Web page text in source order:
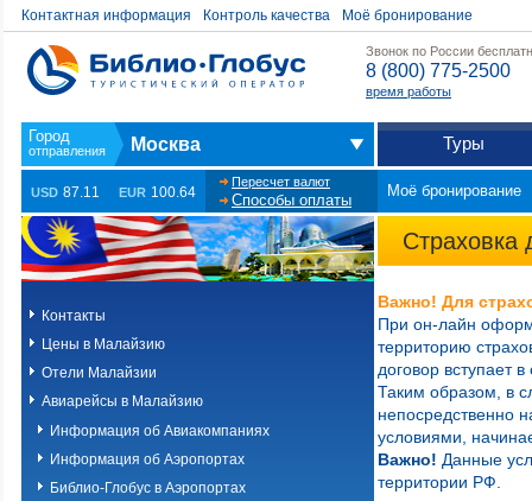
Контактная информация Контроль качества Моё бронирование
Звонок по России
8 (800) 775-2500
время работы
Москва Туры
USD 87.11 EUR 100.64
Пересчет валют
Способы оплаты
Моё бронирование
Контакты
Цены в Малайзию
Отели Малайзии
Авиарейсы в Малайзию
Информация об Авиакомпаниях
Информация об Аэропортах
Библио-Глобус в Аэропортах
Страховка
Важно! Для
При он-лайн
территорию
договор вступает
Таким образом, в
непосредственно
условиями,
Важно! Данные
территории РФ.